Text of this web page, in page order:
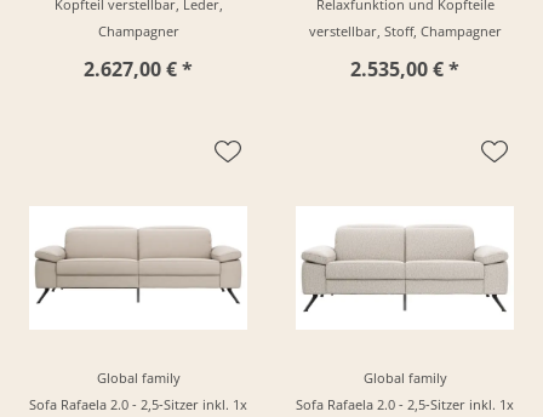
Kopfteil verstellbar, Leder,
Champagner
2.627,00 € *
Relaxfunktion und Kopfteile
verstellbar, Stoff, Champagner
2.535,00 € *
Global family
Sofa Rafaela 2.0 - 2,5-Sitzer inkl. 1x
Global family
Sofa Rafaela 2.0 - 2,5-Sitzer inkl. 1x